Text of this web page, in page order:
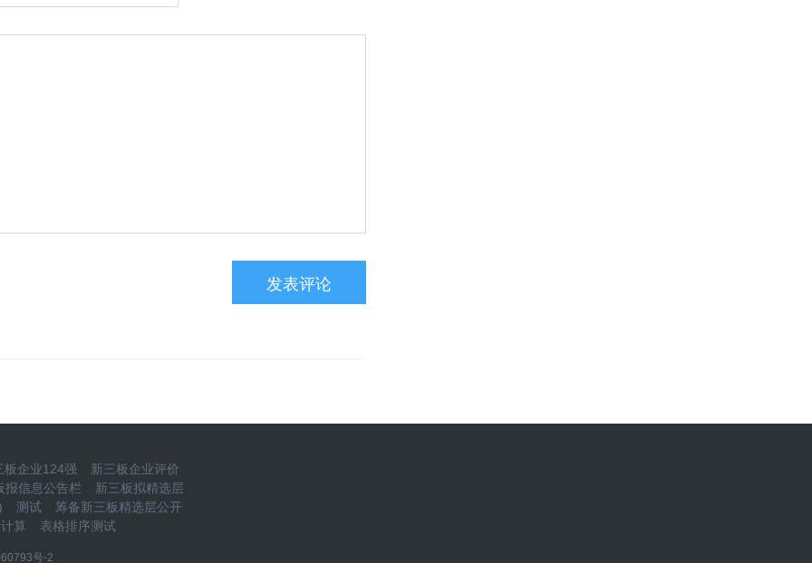
板企业124强
新三板企业评价
报信息公告栏
新三板拟精选层
测试
筹备新三板精选层公开
算
表格排序测试
号-2